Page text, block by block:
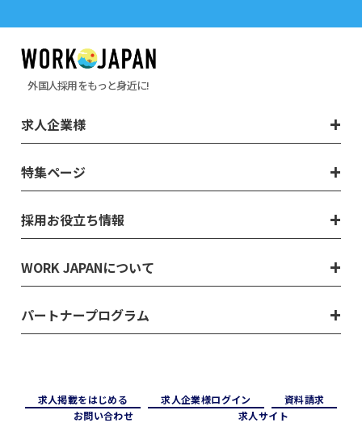
外国人採用をもっと身近に!
求人企業様
特集ページ
採用お役立ち情報
WORK JAPANについて
パートナープログラム
求⼈掲載をはじめる 求⼈企業様ログイン
資料請求
お問い合わせ
求⼈サイト